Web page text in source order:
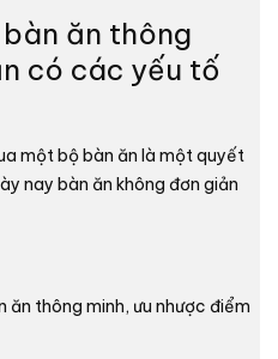
ăn thông
có các yếu tố
một bộ bàn ăn là một quyết
nay bàn ăn không đơn giản